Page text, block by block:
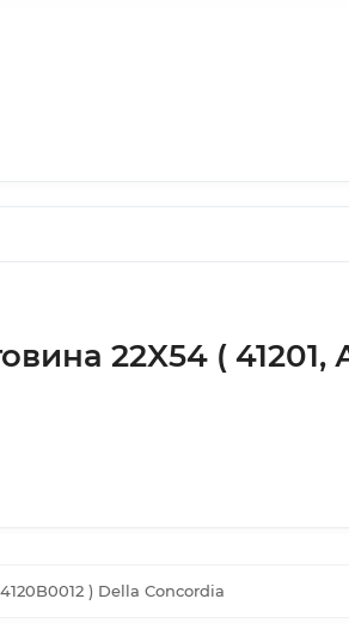
22X54 ( 41201,
) Della Concordia